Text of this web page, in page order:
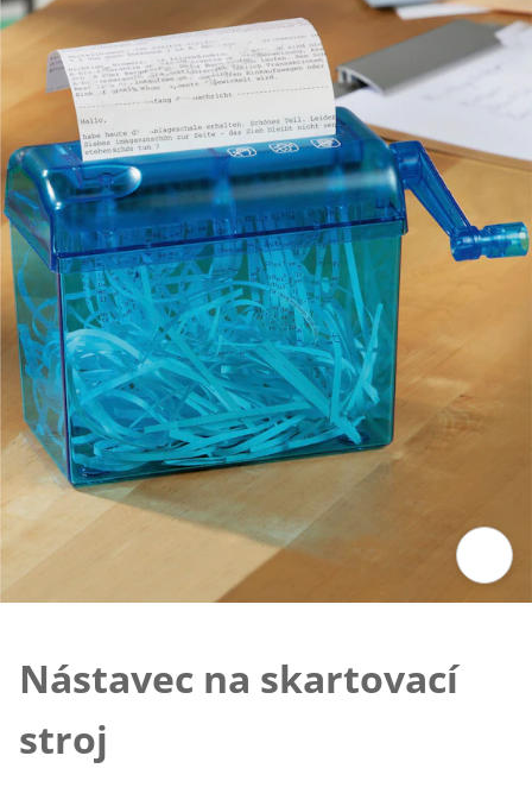
Nástavec na skartovací
stroj